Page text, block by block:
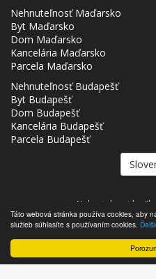
Táto webová stránka používa cookies, aby
služieb súhlasíte s používaním cookies.
Nehnuteľnosť Maďarsko
Byt Maďarsko
Dom Maďarsko
Kancelária Maďarsko
Parcela Maďarsko
Nehnuteľnosť Budapešť
Byt Budapešť
Dom Budapešť
Kancelária Budapešť
Parcela Budapešť
Nehnutelnost.hu člen
- Nehnutelnost.hu ©